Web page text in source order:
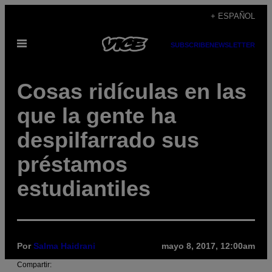
contenido
+ ESPAÑOL
Abrir
SUBSCRIBENEWSLETTER
Cosas ridículas en las
que la gente ha
despilfarrado sus
préstamos
estudiantiles
PorSalma Haidrani mayo 8, 2017, 12:00am
Compartir: